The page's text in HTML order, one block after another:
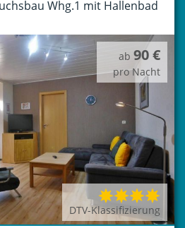
Whg.1 mit Hallenbad
DTV-Klassifizierung
ab 90 €
pro Nacht